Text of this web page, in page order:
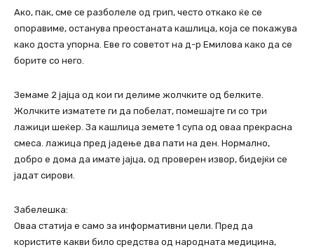
Ако, пак, сме се разболеле од грип, често откако ќе се
опоравиме, останува преостаната кашлица, која се покажува
како доста упорна. Еве го советот на д-р Емилова како да се
борите со него.
Земаме 2 јајца од кои ги делиме жолчките од белките.
Жолчките изматете ги да побелат, помешајте ги со три
лажици шеќер. За кашлица земете 1 супа од оваа прекрасна
смеса. лажица пред јадење два пати на ден. Нормално,
добро е дома да имате јајца, од проверен извор, бидејќи се
јадат сирови.
Забелешка:
Оваа статија е само за информативни цели. Пред да
користите какви било средства од народната медицина,